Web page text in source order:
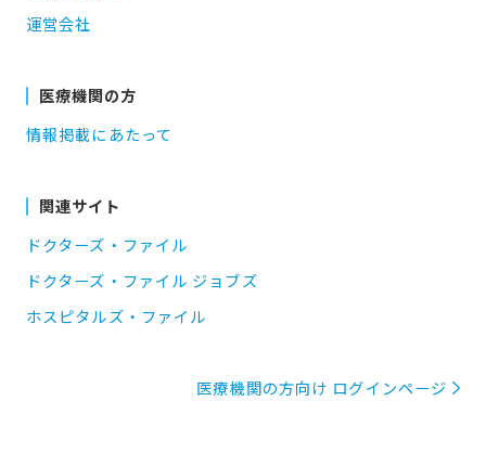
運営会社
医療機関の方
情報掲載にあたって
関連サイト
ドクターズ・ファイル
ドクターズ・ファイル ジョブズ
ホスピタルズ・ファイル
医療機関の方向け ログインページ